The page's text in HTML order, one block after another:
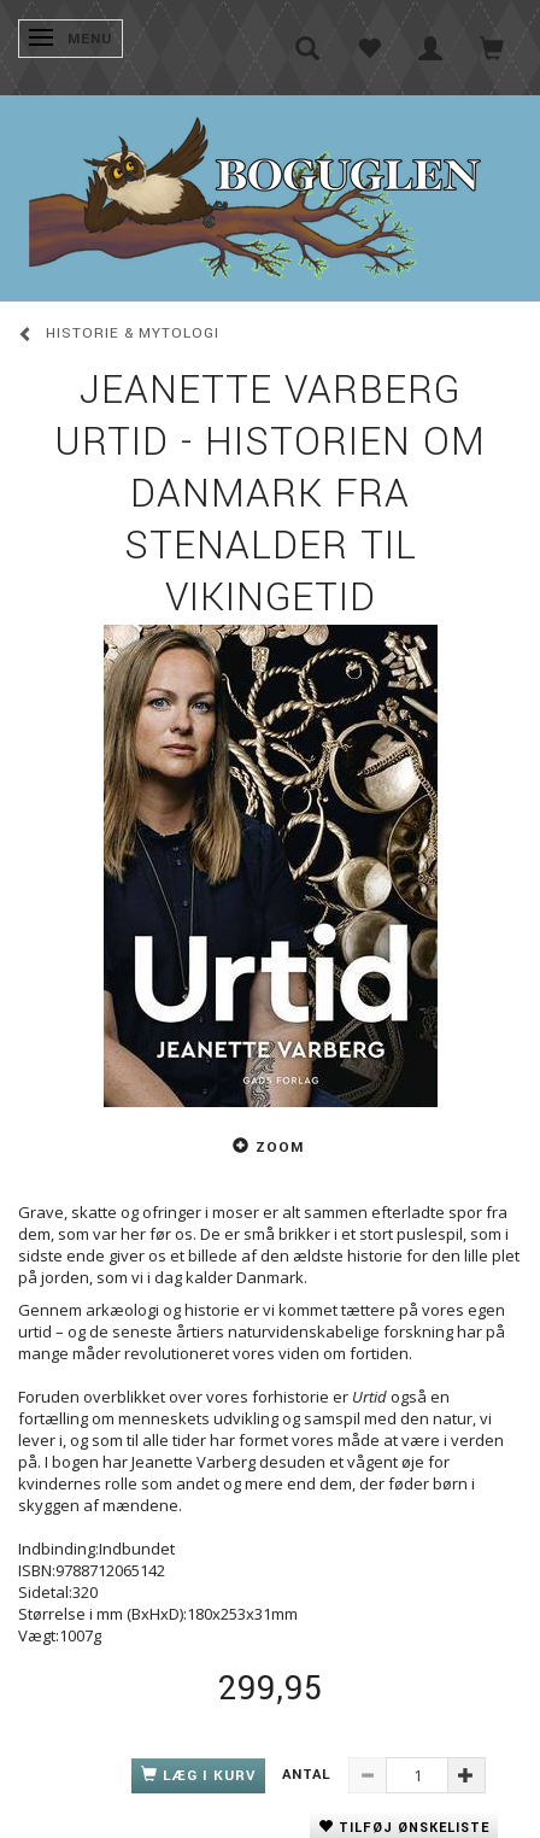
SKIFTE NAVIGATION
MENU
HISTORIE & MYTOLOGI
JEANETTE VARBERG
URTID - HISTORIEN OM
DANMARK FRA
STENALDER TIL
VIKINGETID
ZOOM
Grave, skatte og ofringer i moser er alt sammen efterladte spor fra
dem, som var her før os. De er små brikker i et stort puslespil, som i
sidste ende giver os et billede af den ældste historie for den lille plet
på jorden, som vi i dag kalder Danmark.
Gennem arkæologi og historie er vi kommet tættere på vores egen
urtid – og de seneste årtiers naturvidenskabelige forskning har på
mange måder revolutioneret vores viden om fortiden.
Foruden overblikket over vores forhistorie er Urtidogså en
fortælling om menneskets udvikling og samspil med den natur, vi
lever i, og som til alle tider har formet vores måde at være i verden
på. I bogen har Jeanette Varberg desuden et vågent øje for
kvindernes rolle som andet og mere end dem, der føder børn i
skyggen af mændene.
Indbinding:Indbundet
ISBN:9788712065142
Sidetal:320
Størrelse i mm (BxHxD):180x253x31mm
Vægt:1007g
299,95
LÆG I KURV ANTAL
TILFØJ ØNSKELISTE